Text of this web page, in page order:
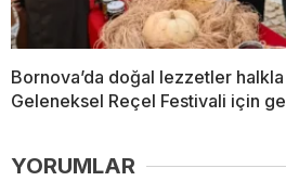
Bornova’da doğal lezzetler
Geleneksel Reçel Festivali için
YORUMLAR